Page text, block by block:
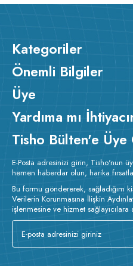
Kategoriler
Önemli Bilgiler
Üye
Yardıma mı
Tisho Bülten'e Üye
E-Posta adresinizi girin, Tisho'nun
hemen haberdar olun, harika
Bu formu göndererek, sağladığım
Verilerin Korunmasına İlişkin
işlenmesine ve hizmet sağlayıcılara